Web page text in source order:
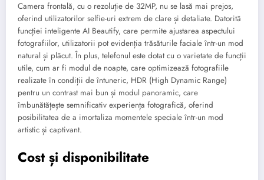
Camera frontală, cu o rezoluție de 32MP, nu se lasă mai prejos,
oferind utilizatorilor selfie-uri extrem de clare și detaliate. Datorită
funcției inteligente AI Beautify, care permite ajustarea aspectului
fotografiilor, utilizatorii pot evidenția trăsăturile faciale într-un mod
natural și plăcut. În plus, telefonul este dotat cu o varietate de funcții
utile, cum ar fi modul de noapte, care optimizează fotografiile
realizate în condiții de întuneric, HDR (High Dynamic Range)
pentru un contrast mai bun și modul panoramic, care
îmbunătățește semnificativ experiența fotografică, oferind
posibilitatea de a imortaliza momentele speciale într-un mod
artistic și captivant.
Cost și disponibilitate